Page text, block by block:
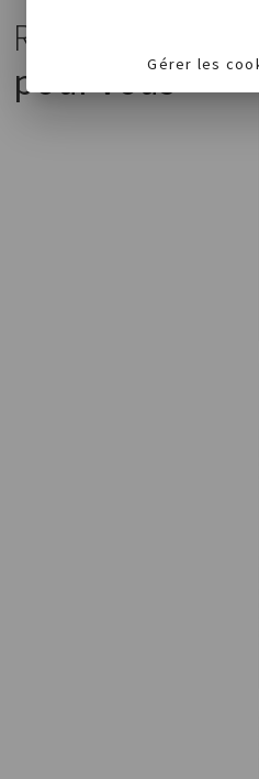
Recommandé
pour vousGérer les